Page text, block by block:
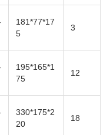
181*77*17
5
3
195*165*1
75
12
330*175*2
20
18